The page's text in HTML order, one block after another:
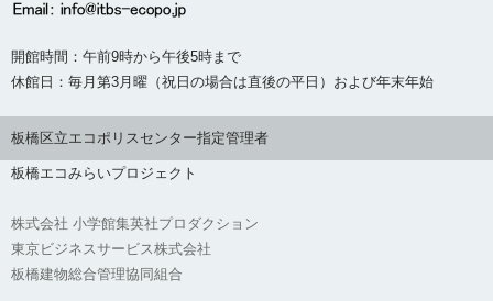
開館時間：午前9時から午後5時まで
休館日：毎月第3月曜（祝日の場合は直後の平日）および年末年始
板橋区立エコポリスセンター指定管理者
板橋エコみらいプロジェクト
株式会社 小学館集英社プロダクション
東京ビジネスサービス株式会社
板橋建物総合管理協同組合